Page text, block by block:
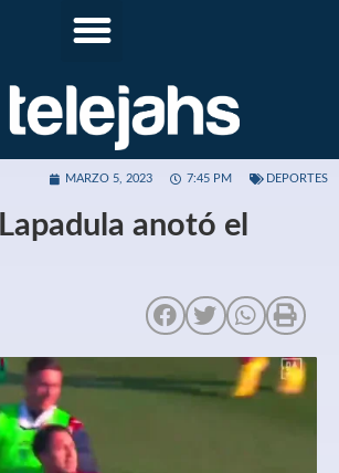
MARZO 5, 2023 7:45 PM DEPORTES
anotó el